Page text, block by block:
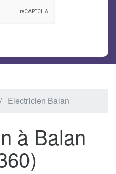
Electricien Balan
à Balan